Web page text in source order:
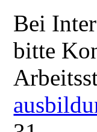
Bei
bitte